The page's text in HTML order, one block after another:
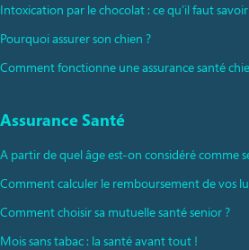
Intoxication par le chocolat : ce qu’il faut savoir
Pourquoi assurer son chien ?
Comment fonctionne une assurance santé
Assurance Santé
A partir de quel âge est-on considéré comme
Comment calculer le remboursement de vos
Comment choisir sa mutuelle santé senior ?
Mois sans tabac : la santé avant tout !